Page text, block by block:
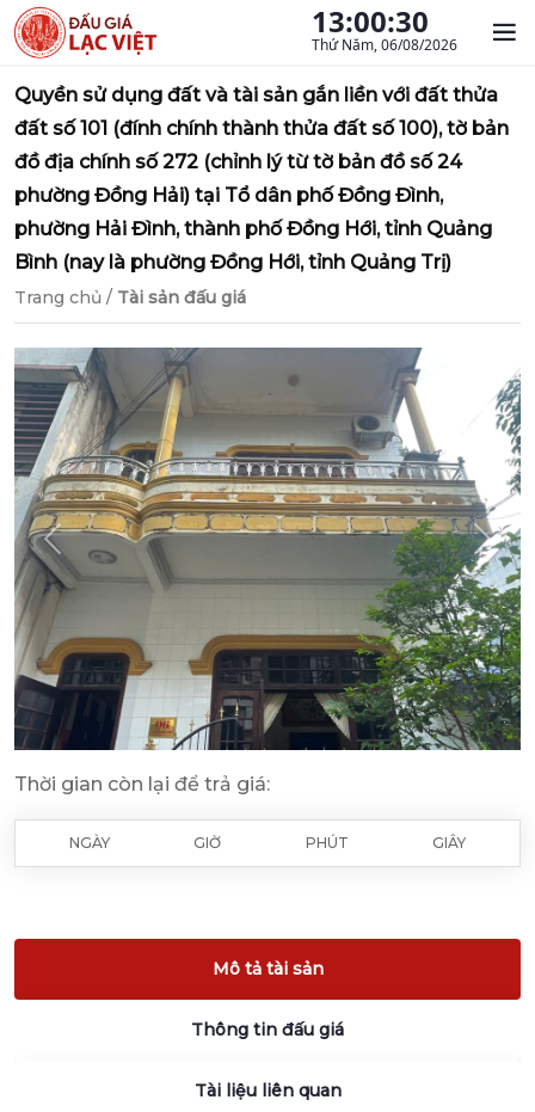
13:00:31
Thứ Năm, 06/08/2026
Quyền sử dụng đất và tài sản gắn liền với đất thửa
đất số 101 (đính chính thành thửa đất số 100), tờ bản
đồ địa chính số 272 (chỉnh lý từ tờ bản đồ số 24
phường Đồng Hải) tại Tổ dân phố Đồng Đình,
phường Hải Đình, thành phố Đồng Hới, tỉnh Quảng
Bình (nay là phường Đồng Hới, tỉnh Quảng Trị)
Trang chủ / Tài sản đấu giá
Previous Next
Thời gian còn lại để trả giá:
NGÀY GIỜ PHÚT GIÂY
Mô tả tài sản
Thông tin đấu giá
Tài liệu liên quan